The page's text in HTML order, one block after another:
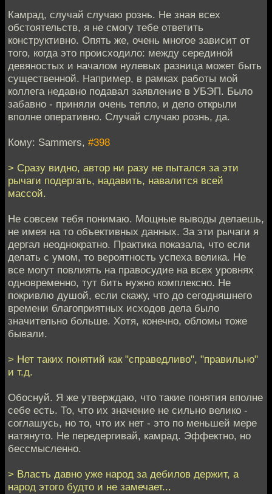
Камрад, случай случаю рознь. Не зная всех
обстоятельств, я не смогу тебе ответить
конструктивно. Опять же, очень многое зависит от
того, когда это происходило: между серединой
девяностых и началом нулевых разница может быть
существенной. Например, в рамках работы мой
коллега недавно подавал заявление в УБЭП. Было
забавно - приняли очень тепло, и дело открыли
вполне оперативно. Случай случаю рознь, да.
Кому: Sammers, #398
> Сразу видно, автор ни разу не пытался за эти
рычаги подергать, надавить, навалится всей
массой.
Не совсем тебя понимаю. Мощные выводы делаешь,
не имея на то объективных данных. За эти рычаги я
дергал неоднократно. Практика показала, что если
делать с умом, то вероятность успеха велика. Не
все могут повлиять на правосудие на всех уровнях
одновременно, тут бить нужно комплексно. Не
покривлю душой, если скажу, что до сегодняшнего
времени благоприятных исходов дела было
значительно больше. Хотя, конечно, обломы тоже
бывали.
> Нет таких понятий как "справедливо", "правильно"
и т.д.
Обоснуй. Я же утверждаю, что такие понятия вполне
себе есть. То, что их значение не сильно велико -
соглашусь, но то, что их нет - это по меньшей мере
натянуто. Не передергивай, камрад. Эффектно, но
бессмысленно.
> Власть давно уже народ за дебилов держит, а
народ этого будто и не замечает...